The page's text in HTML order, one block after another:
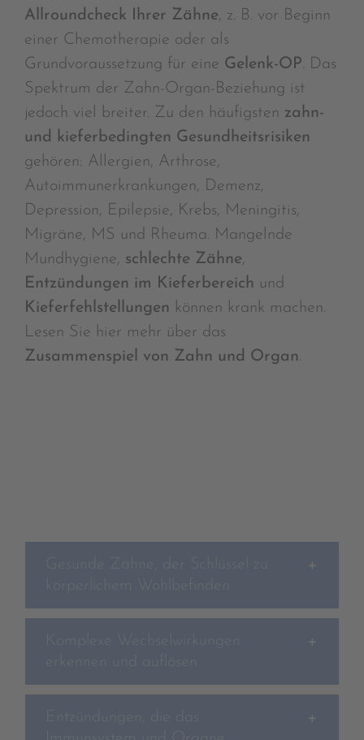
Allroundcheck Ihrer Zähne, z. B. vor Beginn
einer Chemotherapie oder als
Grundvoraussetzung für eine Gelenk-OP. Das
Spektrum der Zahn-Organ-Beziehung ist
jedoch viel breiter. Zu den häufigsten zahn-
und kieferbedingten Gesundheitsrisiken
gehören: Allergien, Arthrose,
Autoimmunerkrankungen, Demenz,
Depression, Epilepsie, Krebs, Meningitis,
Migräne, MS und Rheuma. Mangelnde
Mundhygiene, schlechte Zähne,
Entzündungen im Kieferbereich und
Kieferfehlstellungen können krank machen.
Lesen Sie hier mehr über das
Zusammenspiel von Zahn und Organ.
Gesunde Zähne, der Schlüssel zu
körperlichem Wohlbefinden
Komplexe Wechselwirkungen
erkennen und auflösen
Entzündungen, die das